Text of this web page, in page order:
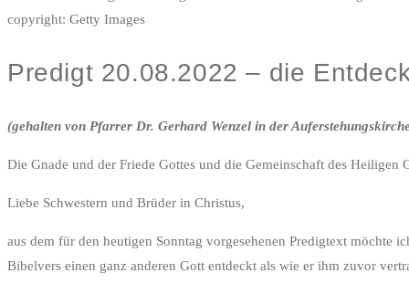
copyright: Getty Images
Predigt 20.08.2022 – die
(gehalten von Pfarrer Dr. Gerhard Wenzel in der
Die Gnade und der Friede Gottes und die Gemeinschaft des Heiligen
Liebe Schwestern und Brüder in Christus,
aus dem für den heutigen Sonntag vorgesehenen Predigtext möchte
Bibelvers einen ganz anderen Gott entdeckt als wie er ihm zuvor